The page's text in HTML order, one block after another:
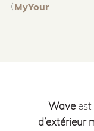
MyYour
Wave est
d’extérieur